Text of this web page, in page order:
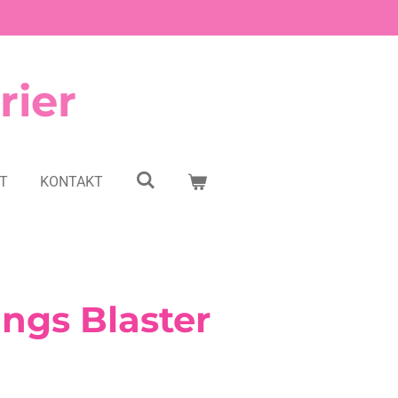
KONTAKT
Blaster